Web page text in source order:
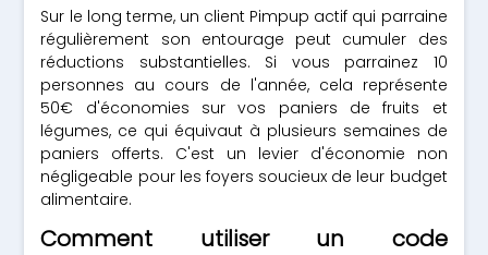
Sur le long terme, un client Pimpup actif qui parraine
régulièrement son entourage peut cumuler des
réductions substantielles. Si vous parrainez 10
personnes au cours de l'année, cela représente
50€ d'économies sur vos paniers de fruits et
légumes, ce qui équivaut à plusieurs semaines de
paniers offerts. C'est un levier d'économie non
négligeable pour les foyers soucieux de leur budget
alimentaire.
Comment utiliser un code